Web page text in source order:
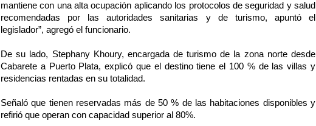
mantiene con una alta ocupación aplicando los protocolos de seguridad y salud
recomendadas por las autoridades sanitarias y de turismo, apuntó el
legislador”, agregó el funcionario.
De su lado, Stephany Khoury, encargada de turismo de la zona norte desde
Cabarete a Puerto Plata, explicó que el destino tiene el 100 % de las villas y
residencias rentadas en su totalidad.
Señaló que tienen reservadas más de 50 % de las habitaciones disponibles y
refirió que operan con capacidad superior al 80%.